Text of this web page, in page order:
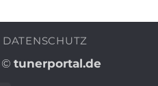
DATENSCHUTZ
© tunerportal.de